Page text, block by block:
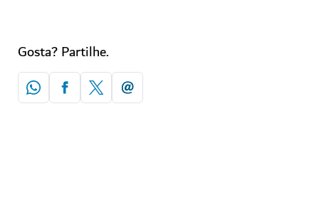
Gosta? Partilhe.